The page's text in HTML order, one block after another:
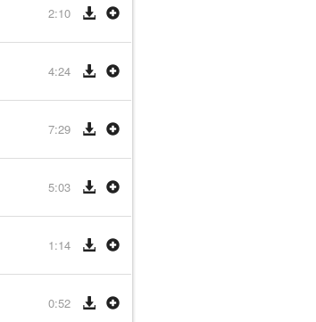
2:10
4:24
7:29
5:03
1:14
0:52